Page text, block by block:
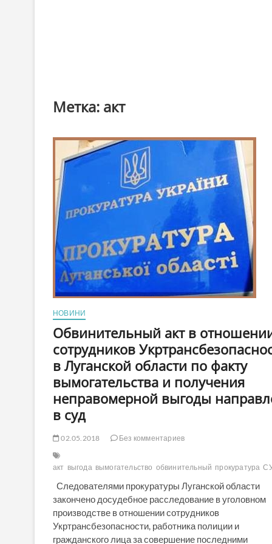
Метка: акт
НОВИНИ
Обвинительный акт в
сотрудников
в Луганской области по факту
вымогательства и получения
неправомерной выгоды
в суд
02.05.2018 Без комментариев
акт выгода вымогательство обвинительный прокуратура
Следователями прокуратуры Луганской области
закончено досудебное расследование в уголовном
производстве в отношении сотрудников
Укртрансбезопасности, работника полиции и
гражданского лица за совершение последними